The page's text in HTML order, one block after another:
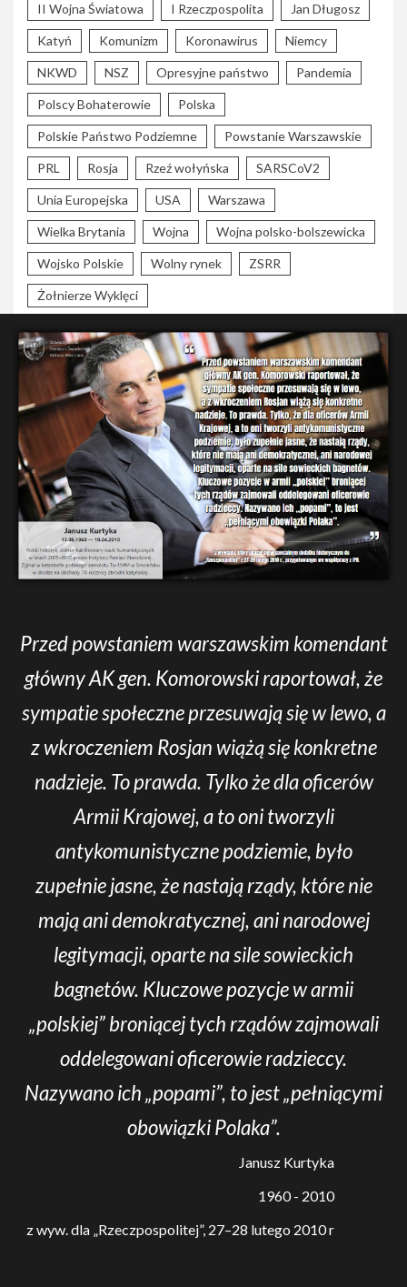
II Wojna Światowa I Rzeczpospolita Jan Długosz
Katyń Komunizm Koronawirus Niemcy
NKWD NSZ Opresyjne państwo Pandemia
Polscy Bohaterowie Polska
Polskie Państwo Podziemne Powstanie Warszawskie
PRL Rosja Rzeź wołyńska SARSCoV2
Unia Europejska USA Warszawa
Wielka Brytania Wojna Wojna polsko-bolszewicka
Wojsko Polskie Wolny rynek ZSRR
Żołnierze Wyklęci
Przed powstaniem warszawskim komendant
główny AK gen. Komorowski raportował, że
sympatie społeczne przesuwają się w lewo, a
z wkroczeniem Rosjan wiążą się konkretne
nadzieje. To prawda. Tylko że dla oficerów
Armii Krajowej, a to oni tworzyli
antykomunistyczne podziemie, było
zupełnie jasne, że nastają rządy, które nie
mają ani demokratycznej, ani narodowej
legitymacji, oparte na sile sowieckich
bagnetów. Kluczowe pozycje w armii
„polskiej” broniącej tych rządów zajmowali
oddelegowani oficerowie radzieccy.
Nazywano ich „popami”, to jest „pełniącymi
obowiązki Polaka”.
Janusz Kurtyka
1960 - 2010
z wyw. dla „Rzeczpospolitej”, 27–28 lutego 2010 r